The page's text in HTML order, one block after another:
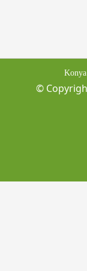
©